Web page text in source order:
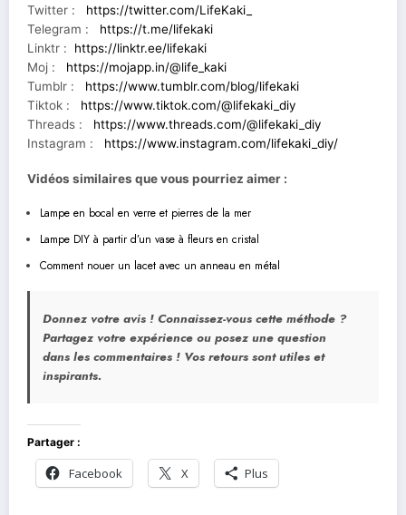
Twitter : https://twitter.com/LifeKaki_
Telegram : https://t.me/lifekaki
Linktr : https://linktr.ee/lifekaki
Moj : https://mojapp.in/@life_kaki
Tumblr : https://www.tumblr.com/blog/lifekaki
Tiktok : https://www.tiktok.com/@lifekaki_diy
Threads : https://www.threads.com/@lifekaki_diy
Instagram : https://www.instagram.com/lifekaki_diy/
Vidéos similaires que vous pourriez aimer :
Lampe en bocal en verre et pierres de la mer
Lampe DIY à partir d’un vase à fleurs en cristal
Comment nouer un lacet avec un anneau en métal
Donnez votre avis !Connaissez-vous cette méthode ?
Partagez votre expérience ou posez une question
dans les commentaires ! Vos retours sont utiles et
inspirants.
Partager :
Facebook X Plus